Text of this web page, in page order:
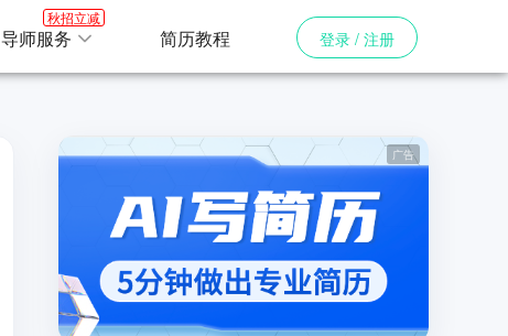
导师服务
秋招立减
简历教程 登录 / 注册